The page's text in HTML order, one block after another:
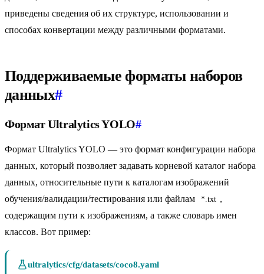
приведены сведения об их структуре, использовании и
способах конвертации между различными форматами.
Поддерживаемые форматы наборов
данных#
Формат Ultralytics YOLO#
Формат Ultralytics YOLO — это формат конфигурации набора
данных, который позволяет задавать корневой каталог набора
данных, относительные пути к каталогам изображений
обучения/валидации/тестирования или файлам
*.txt ,
содержащим пути к изображениям, а также словарь имен
классов. Вот пример:
ultralytics/cfg/datasets/coco8.yaml